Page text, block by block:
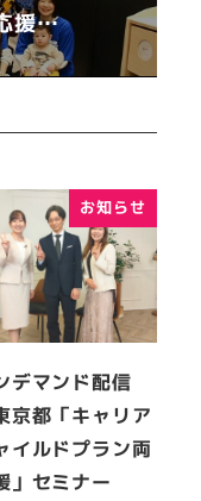
援…
お知らせ
デマンド配信
京都「キャリア
イルドプラン両
」セミナー